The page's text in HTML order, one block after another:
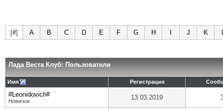
[#] A B C D E F G H J K
Лада Веста Клуб: Пользователи
Имя Регистрация
#Leonidovich#
Новичок 13.03.2019